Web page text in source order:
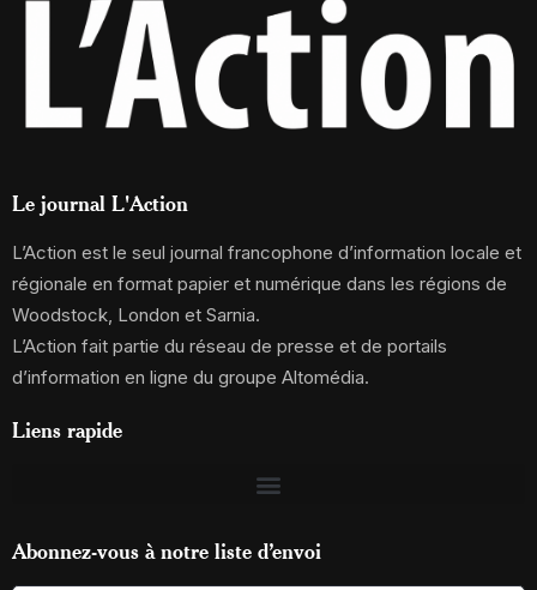
Le journal L'Action
L’Action est le seul journal francophone d’information locale et
régionale en format papier et numérique dans les régions de
Woodstock, London et Sarnia.
L’Action fait partie du réseau de presse et de portails
d’information en ligne du groupe Altomédia.
Liens rapide
Abonnez-vous à notre liste d’envoi